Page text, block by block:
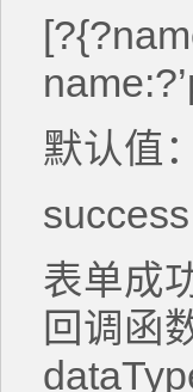
默认值
success
表单成
回调函